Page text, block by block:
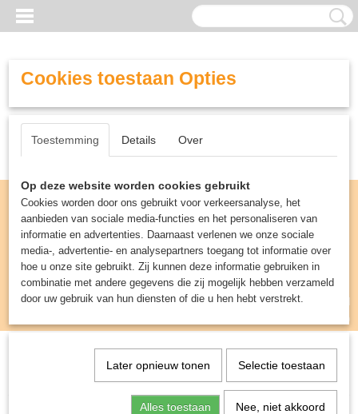
Inloggen Registreren
UW WINKELWAGEN
(0)
Spellen & Puzzels> Dobbelstenen>
Dobbelsteen 150mm Schuimrubber Geel
Cookies toestaan Opties
Toestemming Details Over
Op deze website worden cookies gebruikt
Cookies worden door ons gebruikt voor verkeersanalyse, het
aanbieden van sociale media-functies en het personaliseren van
informatie en advertenties. Daarnaast verlenen we onze sociale
media-, advertentie- en analysepartners toegang tot informatie over
hoe u onze site gebruikt. Zij kunnen deze informatie gebruiken in
combinatie met andere gegevens die zij mogelijk hebben verzameld
door uw gebruik van hun diensten of die u hen hebt verstrekt.
Later opnieuw tonen Selectie toestaan
Alles toestaan Nee, niet akkoord